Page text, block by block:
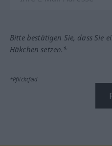
Bitte bestätigen Sie, dass Sie
Häkchen setzen.*
*Pflichtfeld